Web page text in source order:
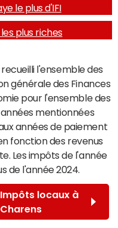
le plus d'IFI
plus riches
l'ensemble des
générale des Finances
pour l'ensemble des
années mentionnées
années de paiement
fonction des revenus
Les impôts de l'année
de l'année 2024.
Impôts locaux à
Charens